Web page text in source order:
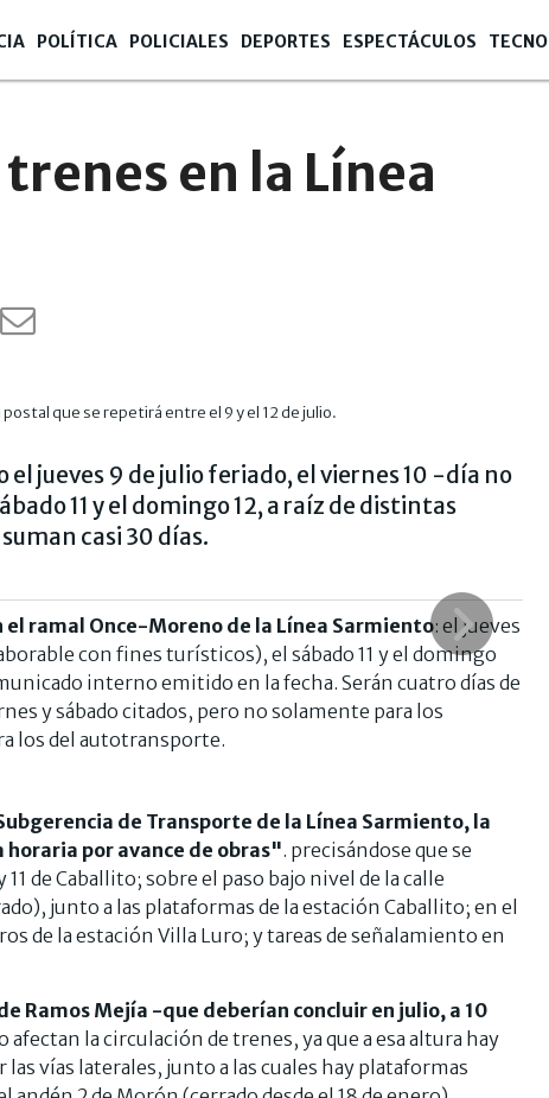
POLÍTICA POLICIALES DEPORTES ESPECTÁCULOS TECNO
en la Línea
que se repetirá entre el 9 y el 12 de julio.
jueves 9 de julio feriado, el viernes 10 -día no
11 y el domingo 12, a raíz de distintas
casi 30 días.
ramal Once-Moreno de la Línea Sarmiento: el jueves
con fines turísticos), el sábado 11 y el domingo
interno emitido en la fecha. Serán cuatro días de
y sábado citados, pero no solamente para los
los del autotransporte.
de Transporte de la Línea Sarmiento, la
por avance de obras". precisándose que se
de Caballito; sobre el paso bajo nivel de la calle
junto a las plataformas de la estación Caballito; en el
de la estación Villa Luro; y tareas de señalamiento en
Ramos Mejía -que deberían concluir en julio, a 10
afectan la circulación de trenes, ya que a esa altura hay
vías laterales, junto a las cuales hay plataformas